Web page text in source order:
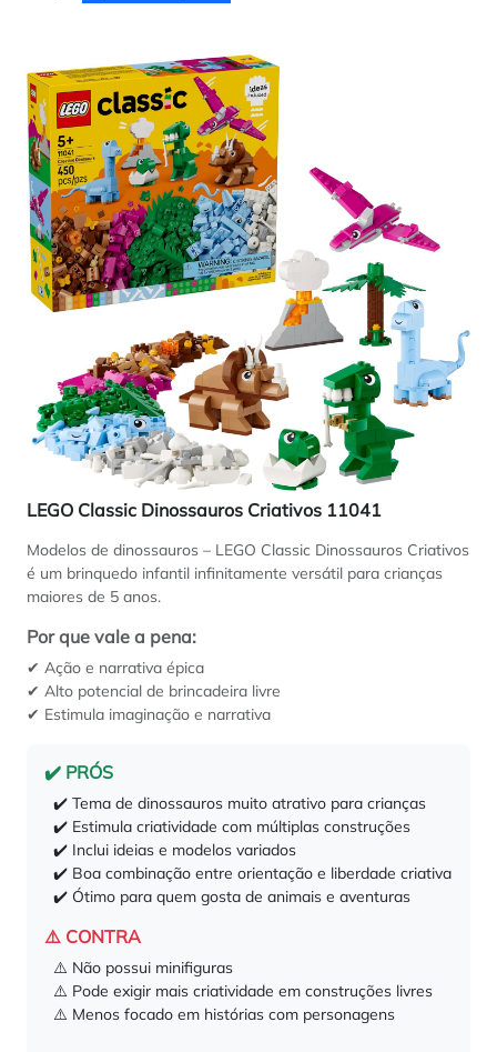
LEGO Classic Dinossauros Criativos 11041
Modelos de dinossauros – LEGO Classic Dinossauros Criativos
é um brinquedo infantil infinitamente versátil para crianças
maiores de 5 anos.
Por que vale a pena:
✔ Ação e narrativa épica
✔ Alto potencial de brincadeira livre
✔ Estimula imaginação e narrativa
✔️ PRÓS
✔️ Tema de dinossauros muito atrativo para crianças
✔️ Estimula criatividade com múltiplas construções
✔️ Inclui ideias e modelos variados
✔️ Boa combinação entre orientação e liberdade criativa
✔️ Ótimo para quem gosta de animais e aventuras
⚠️ CONTRA
⚠️ Não possui minifiguras
⚠️ Pode exigir mais criatividade em construções livres
⚠️ Menos focado em histórias com personagens